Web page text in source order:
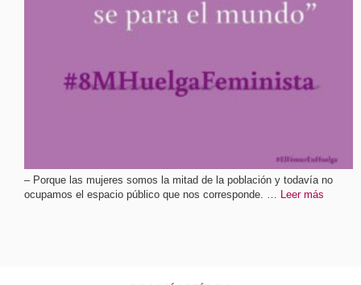
– Porque las mujeres somos la mitad de la población y todavía no
ocupamos el espacio público que nos corresponde. … Leer más